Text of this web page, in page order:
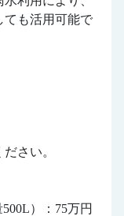
ても活用可能で
さい。
）：75万円